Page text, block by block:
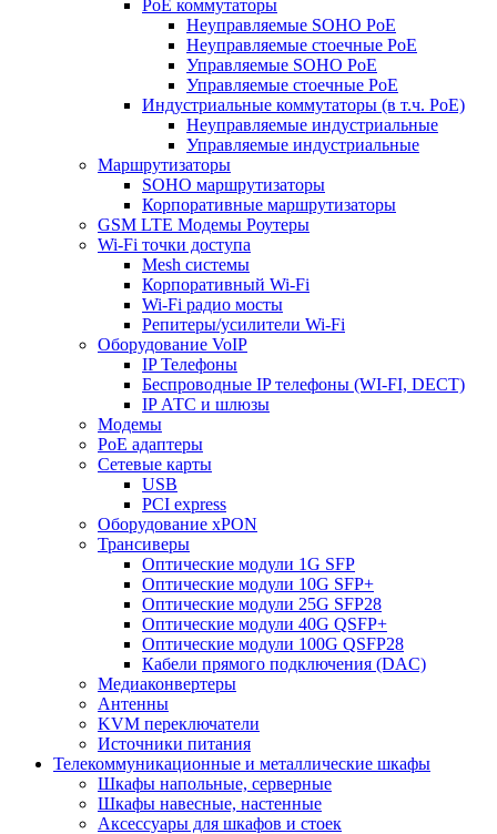
PoE коммутаторы
Неуправляемые SOHO PoE
Неуправляемые стоечные PoE
Управляемые SOHO PoE
Управляемые стоечные PoE
Индустриальные коммутаторы (в т.ч. РоЕ)
Неуправляемые индустриальные
Управляемые индустриальные
Маршрутизаторы
SOHO маршрутизаторы
Корпоративные маршрутизаторы
GSM LTE Модемы Роутеры
Wi-Fi точки доступа
Mesh системы
Корпоративный Wi-Fi
Wi-Fi радио мосты
Репитеры/усилители Wi-Fi
Оборудование VoIP
IP Телефоны
Беспроводные IP телефоны (WI-FI, DECT)
IP АТС и шлюзы
Модемы
PoE адаптеры
Сетевые карты
USB
PCI express
Оборудование xPON
Трансиверы
Оптические модули 1G SFP
Оптические модули 10G SFP+
Оптические модули 25G SFP28
Оптические модули 40G QSFP+
Оптические модули 100G QSFP28
Кабели прямого подключения (DAC)
Медиаконвертеры
Антенны
KVM переключатели
Источники питания
Телекоммуникационные и металлические шкафы
Шкафы напольные, серверные
Шкафы навесные, настенные
Аксессуары для шкафов и стоек